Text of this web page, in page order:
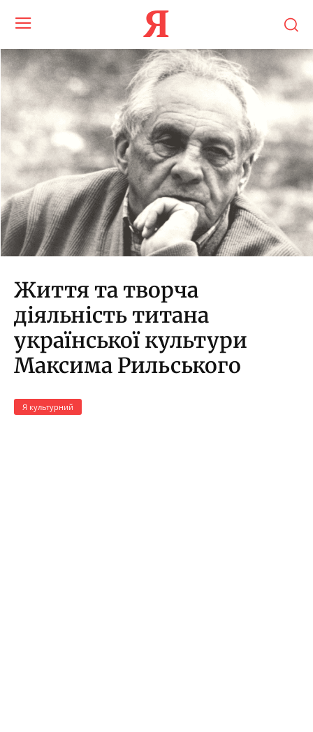
Я
Життя та творча
діяльність титана
української культури
Максима Рильського
Я культурний